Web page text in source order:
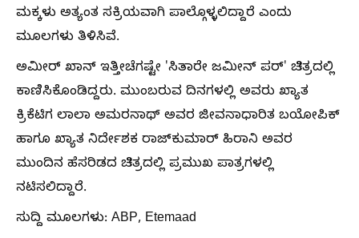
ಮಕ್ಕಳು ಅತ್ಯಂತ ಸಕ್ರಿಯವಾಗಿ ಪಾಲ್ಗೊಳ್ಳಲಿದ್ದಾರೆ ಎಂದು
ಮೂಲಗಳು ತಿಳಿಸಿವೆ.
ಅಮೀರ್ ಖಾನ್ ಇತ್ತೀಚೆಗಷ್ಟೇ 'ಸಿತಾರೇ ಜಮೀನ್ ಪರ್' ಚಿತ್ರದಲ್ಲಿ
ಕಾಣಿಸಿಕೊಂಡಿದ್ದರು. ಮುಂಬರುವ ದಿನಗಳಲ್ಲಿ ಅವರು ಖ್ಯಾತ
ಕ್ರಿಕೆಟಿಗ ಲಾಲಾ ಅಮರನಾಥ್ ಅವರ ಜೀವನಾಧಾರಿತ ಬಯೋಪಿಕ್
ಹಾಗೂ ಖ್ಯಾತ ನಿರ್ದೇಶಕ ರಾಜ್‌ಕುಮಾರ್ ಹಿರಾನಿ ಅವರ
ಮುಂದಿನ ಹೆಸರಿಡದ ಚಿತ್ರದಲ್ಲಿ ಪ್ರಮುಖ ಪಾತ್ರಗಳಲ್ಲಿ
ನಟಿಸಲಿದ್ದಾರೆ.
ಸುದ್ದಿ ಮೂಲಗಳು: ABP, Etemaad